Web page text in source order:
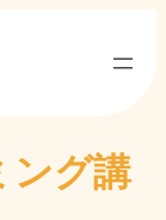
ング講